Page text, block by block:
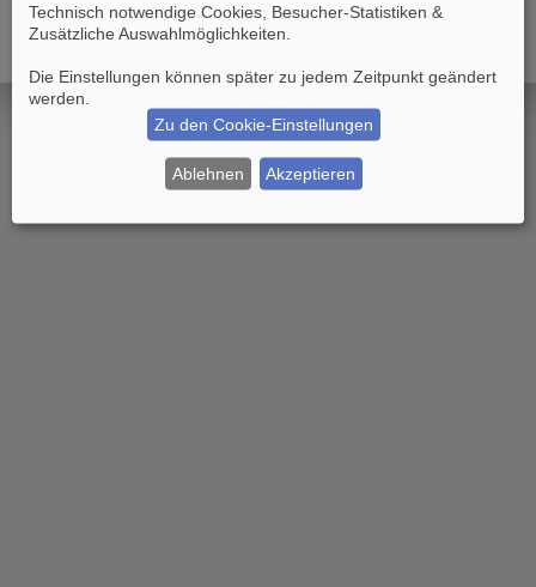
Zurück zur vorherigen Seite
Technisch notwendige Cookies, Besucher-Statistiken &
Zusätzliche Auswahlmöglichkeiten
Die Einstellungen können später zu jedem Zeitpunkt geändert
werden.
Zu den Cookie-Einstellungen
Ablehnen Akzeptieren